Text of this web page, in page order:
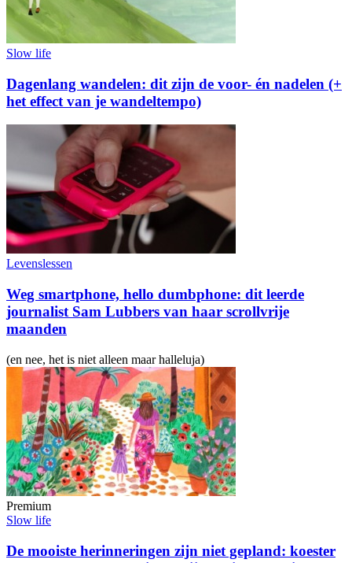
Slow life
Dagenlang wandelen: dit zijn de voor- én nadelen (+
het effect van je wandeltempo)
Levenslessen
Weg smartphone, hello dumbphone: dit leerde
journalist Sam Lubbers van haar scrollvrije
maanden
(en nee, het is niet alleen maar halleluja)
Premium
Slow life
De mooiste herinneringen zijn niet gepland: koester